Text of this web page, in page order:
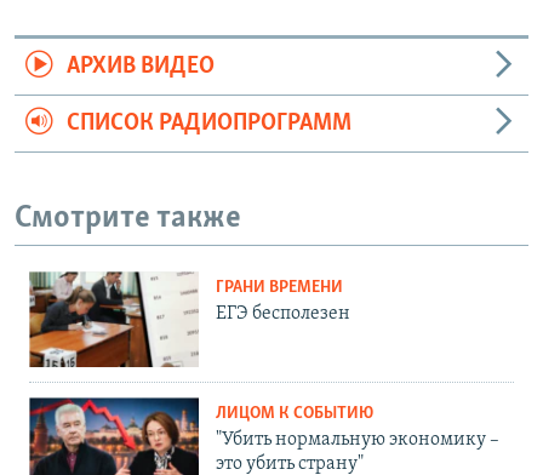
АРХИВ ВИДЕО
СПИСОК РАДИОПРОГРАММ
Смотрите также
ГРАНИ ВРЕМЕНИ
ЕГЭ бесполезен
ЛИЦОМ К СОБЫТИЮ
"Убить нормальную экономику –
это убить страну"